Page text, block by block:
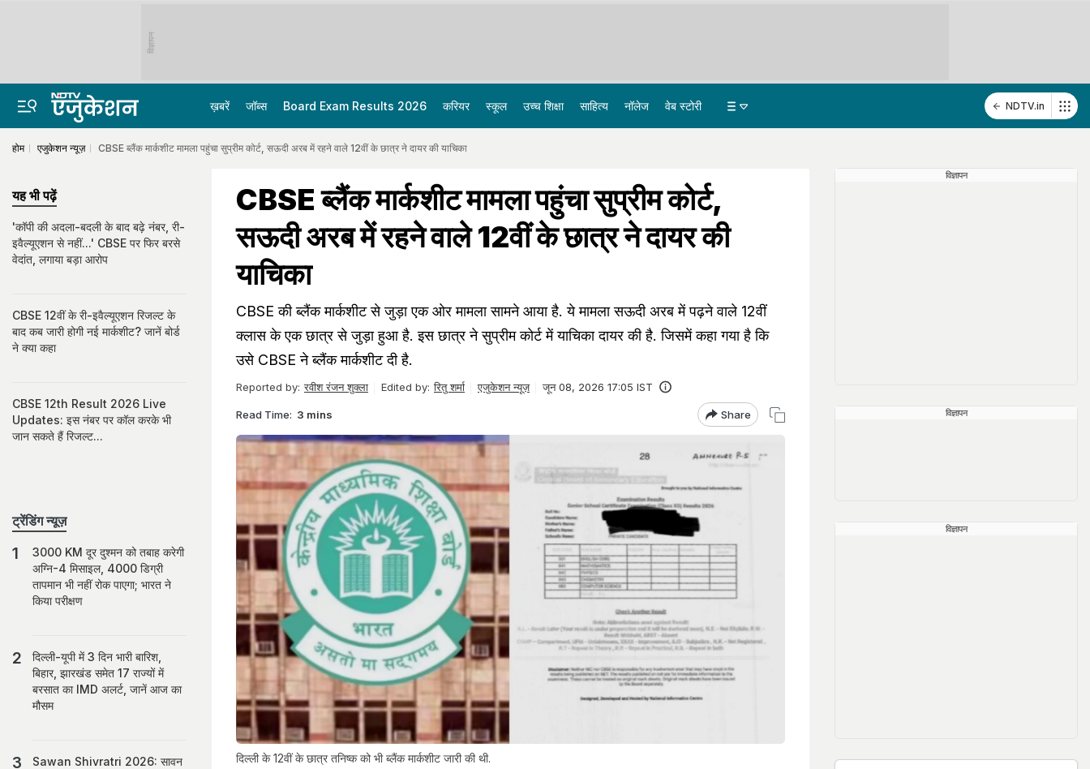
विज्ञापन
ख़बरें जॉब्स Board Exam Results 2026 करियर स्कूल उच्च शिक्षा साहित्य नॉलेज वेब स्टोरी NDTV.in
होम एजुकेशन न्यूज़ CBSE ब्लैंक मार्कशीट मामला पहुंचा सुप्रीम कोर्ट, सऊदी अरब में रहने वाले 12वीं के छात्र ने दायर की याचिका
CBSE ब्लैंक मार्कशीट मामला पहुंचा सुप्रीम कोर्ट,
सऊदी अरब में रहने वाले 12वीं के छात्र ने दायर की
याचिका
CBSE की ब्लैंक मार्कशीट से जुड़ा एक ओर मामला सामने आया है. ये मामला सऊदी अरब में पढ़ने वाले 12वीं
क्लास के एक छात्र से जुड़ा हुआ है. इस छात्र ने सुप्रीम कोर्ट में याचिका दायर की है. जिसमें कहा गया है कि
उसे CBSE ने ब्लैंक मार्कशीट दी है.
Reported by: रवीश रंजन शुक्ला Edited by: रितु शर्मा एजुकेशन न्यूज़ जून 08, 2026 17:05 IST
Read Time: 3 mins Share
दिल्ली के 12वीं के छात्र तनिष्क को भी ब्लैंक मार्कशीट जारी की थी.
यह भी पढ़ें
'कॉपी की अदला-बदली के बाद बढ़े नंबर, री-
इवैल्यूएशन से नहीं...' CBSE पर फिर बरसे
वेदांत, लगाया बड़ा आरोप
CBSE 12वीं के री-इवैल्यूएशन रिजल्ट के
बाद कब जारी होगी नई मार्कशीट? जानें बोर्ड
ने क्या कहा
CBSE 12th Result 2026 Live
Updates: इस नंबर पर कॉल करके भी
जान सकते हैं रिजल्ट...
ट्रेंडिंग न्यूज़
3000 KM दूर दुश्मन को तबाह करेगी
अग्नि-4 मिसाइल, 4000 डिग्री
तापमान भी नहीं रोक पाएगा; भारत ने
किया परीक्षण
दिल्ली-यूपी में 3 दिन भारी बारिश,
बिहार, झारखंड समेत 17 राज्यों में
बरसात का IMD अलर्ट, जानें आज का
मौसम
Sawan Shivratri 2026: सावन
विज्ञापन
विज्ञापन
विज्ञापन